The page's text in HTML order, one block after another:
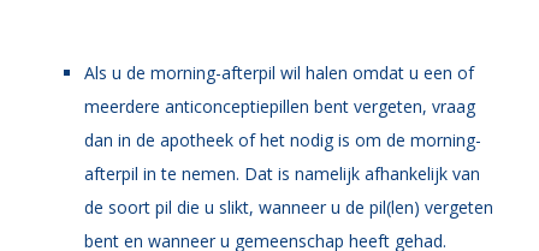
Als u de morning-afterpil wil halen omdat u een of
meerdere anticonceptiepillen bent vergeten, vraag
dan in de apotheek of het nodig is om de morning-
afterpil in te nemen. Dat is namelijk afhankelijk van
de soort pil die u slikt, wanneer u de pil(len) vergeten
bent en wanneer u gemeenschap heeft gehad.